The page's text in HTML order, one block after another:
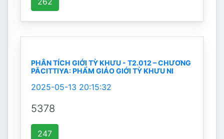
PHÂN TÍCH GIỚI TỲ KHƯU - T2.012 – CHƯƠNG
PĀCITTIYA: PHẨM GIÁO GIỚI TỲ KHƯU NI
2025-05-13 20:15:32
5378
247